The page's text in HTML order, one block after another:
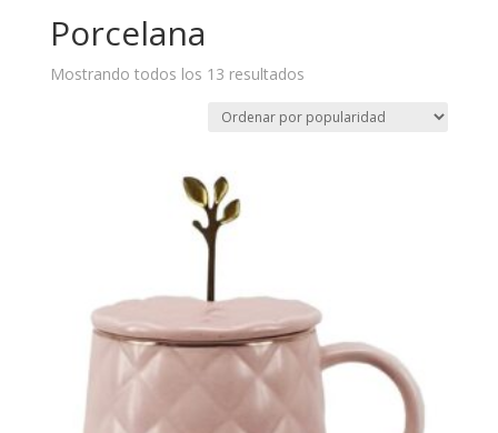
Porcelana
Mostrando todos los 13 resultadosSorted
popularity